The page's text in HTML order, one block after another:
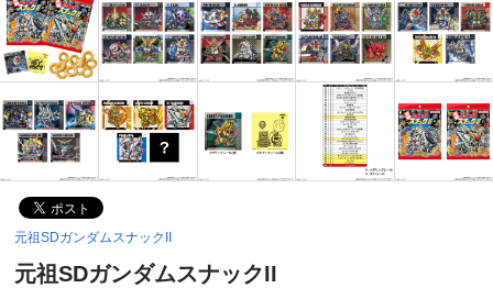
元祖SDガンダムスナックII
元祖SDガンダムスナックII